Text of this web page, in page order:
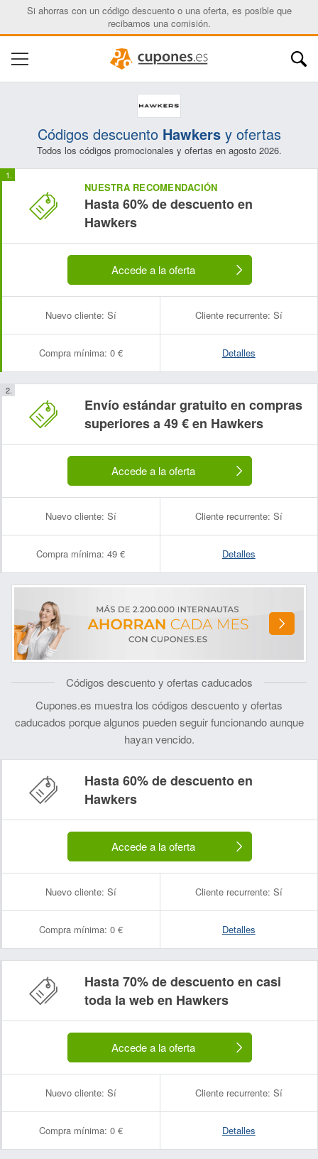
Si ahorras con un código descuento o una oferta, es posible que
recibamos una comisión.
Códigos descuento Hawkersy ofertas
Todos los códigos promocionales y ofertas en agosto 2026.
NUESTRA RECOMENDACIÓN
Hasta 60% de descuento en
Hawkers
Accede a la oferta
Nuevo cliente: Sí Cliente recurrente: Sí
Compra mínima: 0 € Detalles
Envío estándar gratuito en compras
superiores a 49 € en Hawkers
Accede a la oferta
Nuevo cliente: Sí Cliente recurrente: Sí
Compra mínima: 49 € Detalles
Códigos descuento y ofertas caducados
Cupones.es muestra los códigos descuento y ofertas
caducados porque algunos pueden seguir funcionando aunque
hayan vencido.
Hasta 60% de descuento en
Hawkers
Accede a la oferta
Nuevo cliente: Sí Cliente recurrente: Sí
Compra mínima: 0 € Detalles
Hasta 70% de descuento en casi
toda la web en Hawkers
Accede a la oferta
Nuevo cliente: Sí Cliente recurrente: Sí
Compra mínima: 0 € Detalles